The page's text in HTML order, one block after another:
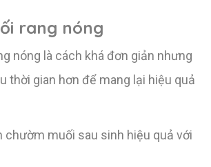
rang nóng
nóng là cách khá đơn giản nhưng
thời gian hơn để mang lại hiệu quả
chườm muối sau sinh hiệu quả với